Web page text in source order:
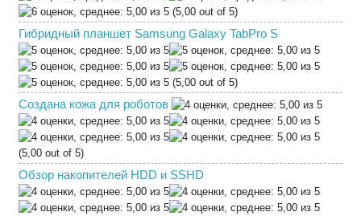
(5,00 out of 5)
Гибридный планшет Samsung Galaxy TabPro S
(5,00 out of 5)
Создана кожа для роботов
(5,00 out of 5)
Обзор накопителей HDD и SSHD